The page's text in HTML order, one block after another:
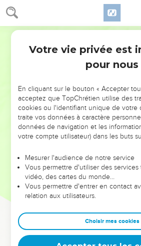
Marc 3
hommes, leurs péchés et les
prononcés.
Mais si quelqu’un blasphème contre
sera jamais pardonné : il portera
l’emprise d’un esprit mauvais. »
La mère et les frères de
La mère et les frères de Jésus
dehors et envoyèrent quelqu’un
Beaucoup de monde était assis
dire : —Ta mère, tes frères et tes
cherchent.
Il répondit : —Qui sont ma mère et
cercle autour de lui, il dit : —Voici ma
car celui qui fait la volonté de Dieu,
Votre vie privée est
pour nous
En cliquant sur le bouton « Accepter
acceptez que TopChrétien utilise des
cookies ou l'identifiant unique de votre
traite vos données à caractère
données de navigation et les
votre compte utilisateur) dans les buts
Mesurer l'audience de notre service
Vous permettre d'utiliser des
vidéo, des cartes du monde…
Vous permettre d'entrer en contact
relation aux utilisateurs.
Choisir mes cookies